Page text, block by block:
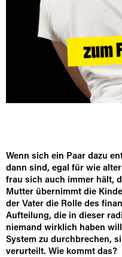
Wenn sich ein Paar dazu
dann sind, egal für wie
frau sich auch immer hält,
Mutter übernimmt die
der Vater die Rolle des
Aufteilung, die in dieser
niemand wirklich haben
System zu durchbrechen,
verurteilt. Wie kommt das?